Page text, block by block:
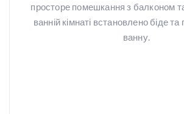
просторе помешкання з балконом
ванній кімнаті встановлено біде
ванну.